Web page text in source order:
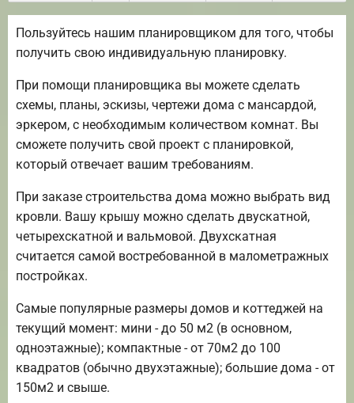
Пользуйтесь нашим планировщиком для того, чтобы
получить свою индивидуальную планировку.
При помощи планировщика вы можете сделать
схемы, планы, эскизы, чертежи дома с мансардой,
эркером, с необходимым количеством комнат. Вы
сможете получить свой проект с планировкой,
который отвечает вашим требованиям.
При заказе строительства дома можно выбрать вид
кровли. Вашу крышу можно сделать двускатной,
четырехскатной и вальмовой. Двухскатная
считается самой востребованной в малометражных
постройках.
Самые популярные размеры домов и коттеджей на
текущий момент: мини - до 50 м2 (в основном,
одноэтажные); компактные - от 70м2 до 100
квадратов (обычно двухэтажные); большие дома - от
150м2 и свыше.